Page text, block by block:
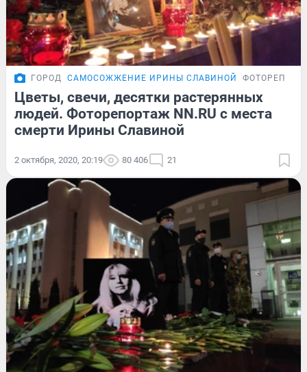
ГОРОД САМОСОЖЖЕНИЕ ИРИНЫ СЛАВИНОЙ
Цветы, свечи, десятки растерянных
людей. Фоторепортаж NN.RU с места
смерти Ирины Славиной
2 октября, 2020, 20:19 80 406 21